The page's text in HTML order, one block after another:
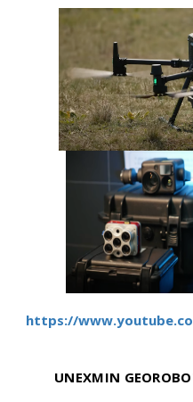
https://
UNEXMIN